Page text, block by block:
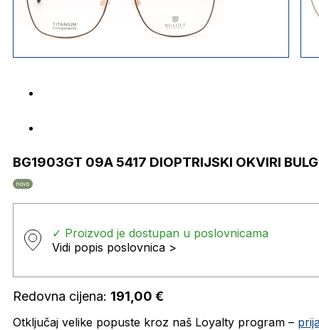
BG1903GT 09A 5417 DIOPTRIJSKI OKVIRI
novo
✓ Proizvod je dostupan u poslovnicama
Vidi popis poslovnica >
Redovna cijena: 191,00 €
Otključaj velike popuste kroz naš Loyalty program –